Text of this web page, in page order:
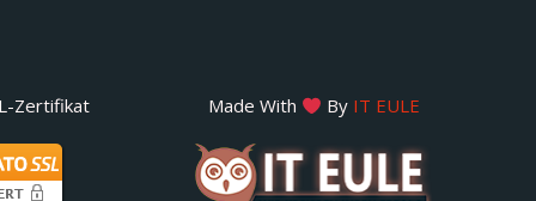
Zertifikat Made With By IT EULE